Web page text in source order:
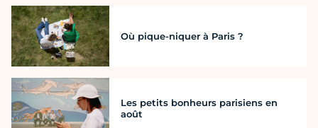
Où pique-niquer à Paris ?
Les petits bonheurs parisiens en
août